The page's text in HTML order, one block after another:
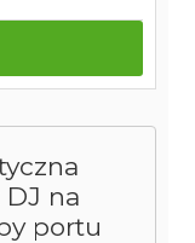
DJ na
portu